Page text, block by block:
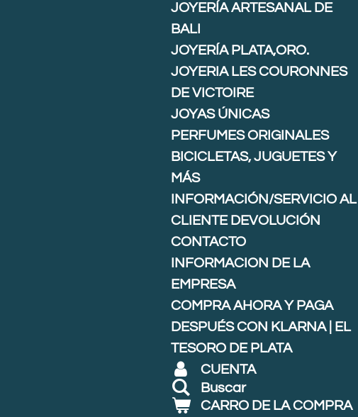
JOYERÍA ARTESANAL DE
BALI
JOYERÍA PLATA,ORO.
JOYERIA LES COURONNES
DE VICTOIRE
JOYAS ÚNICAS
PERFUMES ORIGINALES
BICICLETAS, JUGUETES Y
MÁS
INFORMACIÓN/SERVICIO AL
CLIENTE DEVOLUCIÓN
CONTACTO
INFORMACION DE LA
EMPRESA
COMPRA AHORA Y PAGA
DESPUÉS CON KLARNA | EL
TESORO DE PLATA
CUENTA
Buscar
CARRO DE LA COMPRA